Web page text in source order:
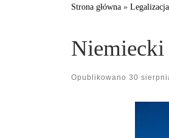
Strona główna »
Niemiecki
Opublikowano 30